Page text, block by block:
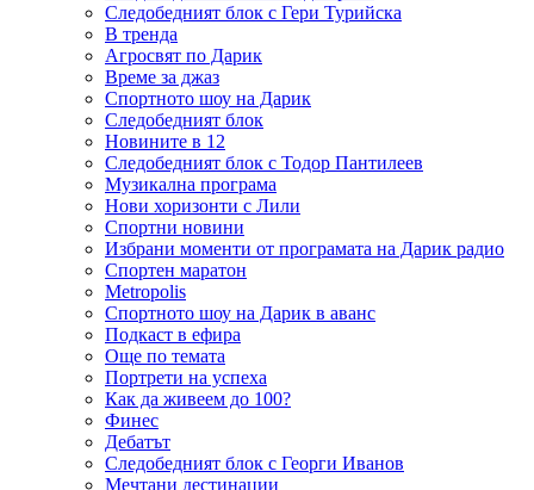
Следобедният блок с Гери Турийска
В тренда
Агросвят по Дарик
Време за джаз
Спортното шоу на Дарик
Следобедният блок
Новините в 12
Следобедният блок с Тодор Пантилеев
Музикална програма
Нови хоризонти с Лили
Спортни новини
Избрани моменти от програмата на Дарик радио
Спортен маратон
Metropolis
Спортното шоу на Дарик в аванс
Подкаст в ефира
Още по темата
Портрети на успеха
Как да живеем до 100?
Финес
Дебатът
Следобедният блок с Георги Иванов
Мечтани дестинации